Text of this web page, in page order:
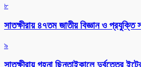
৮
সাতক্ষীরায় ৪৭তম জাতীয় বিজ্ঞান ও
৯